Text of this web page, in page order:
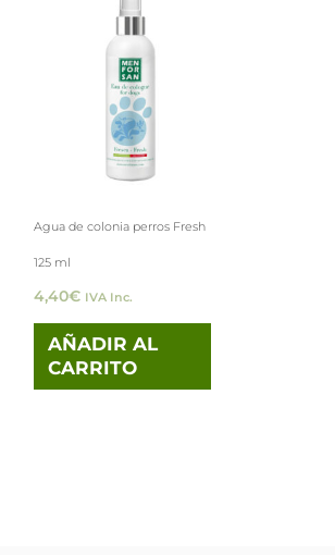
Agua de colonia perros Fresh
125 ml
4,40€ IVA Inc.
AÑADIR AL
CARRITO